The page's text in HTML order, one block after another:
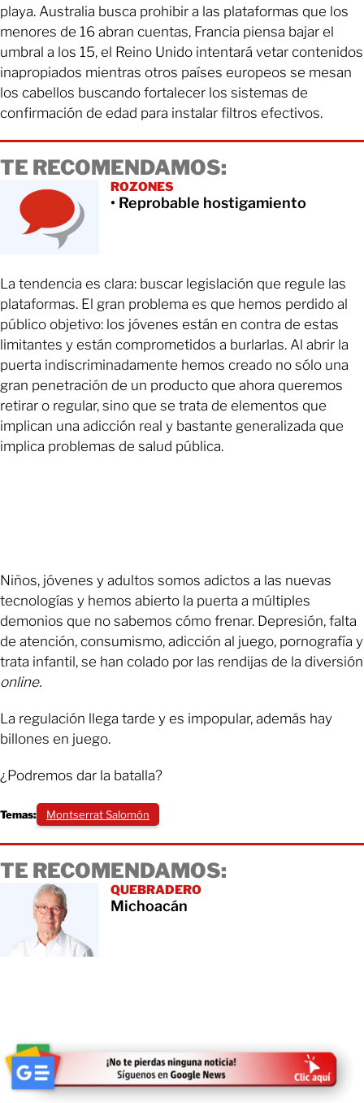
playa. Australia busca prohibir a las plataformas que los
menores de 16 abran cuentas, Francia piensa bajar el
umbral a los 15, el Reino Unido intentará vetar contenidos
inapropiados mientras otros países europeos se mesan
los cabellos buscando fortalecer los sistemas de
confirmación de edad para instalar filtros efectivos.
TE RECOMENDAMOS:
ROZONES
• Reprobable hostigamiento
La tendencia es clara: buscar legislación que regule las
plataformas. El gran problema es que hemos perdido al
público objetivo: los jóvenes están en contra de estas
limitantes y están comprometidos a burlarlas. Al abrir la
puerta indiscriminadamente hemos creado no sólo una
gran penetración de un producto que ahora queremos
retirar o regular, sino que se trata de elementos que
implican una adicción real y bastante generalizada que
implica problemas de salud pública.
Niños, jóvenes y adultos somos adictos a las nuevas
tecnologías y hemos abierto la puerta a múltiples
demonios que no sabemos cómo frenar. Depresión, falta
de atención, consumismo, adicción al juego, pornografía y
trata infantil, se han colado por las rendijas de la diversión
online.
La regulación llega tarde y es impopular, además hay
billones en juego.
¿Podremos dar la batalla?
Temas: Montserrat Salomón
TE RECOMENDAMOS:
QUEBRADERO
Michoacán